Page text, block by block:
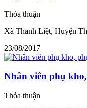
Thỏa thuận
Xã Thanh Liệt, Huyện
23/08/2017
Nhân viên phụ
Thỏa thuận